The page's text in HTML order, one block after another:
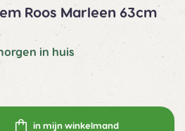
Roos Marleen 63cm
in huis
in mijn winkelmand